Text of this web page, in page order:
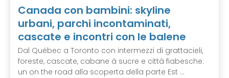
Canada con bambini: skyline
urbani, parchi incontaminati,
cascate e incontri con le balene
Dal Québec a Toronto con intermezzi di grattacieli,
foreste, cascate, cabane à sucre e città fiabesche:
un on the road alla scoperta della parte Est ...